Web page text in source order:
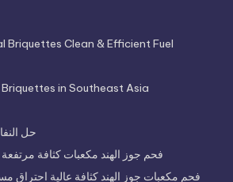
Briquettes Clean & Efficient Fuel
in Southeast Asia
حل
فحم جوز الهند مكعبات كثافة
فحم مكعبات جوز الهند كثافة عالية احتراق